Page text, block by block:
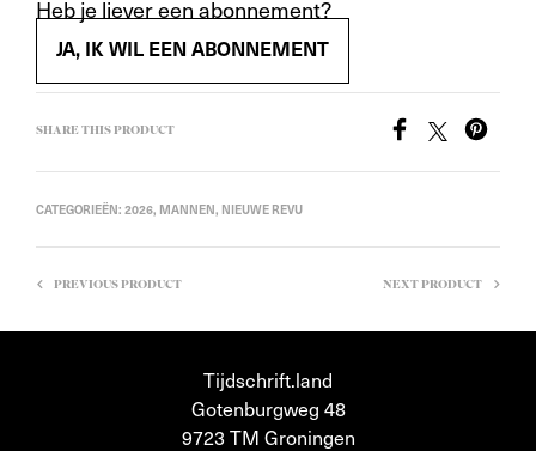
Heb je liever een abonnement?
JA, IK WIL EEN ABONNEMENT
SHARE THIS PRODUCT
CATEGORIEËN: 2026, MANNEN, NIEUWE REVU
PREVIOUS PRODUCT NEXT PRODUCT
Tijdschrift.land
Gotenburgweg 48
9723 TM Groningen